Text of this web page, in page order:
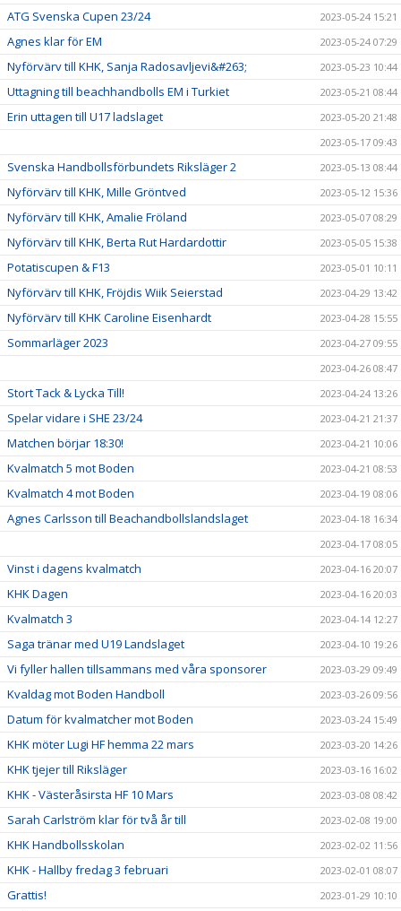
ATG Svenska Cupen 23/24 2023-05-24 15:21
Agnes klar för EM 2023-05-24 07:29
Nyförvärv till KHK, Sanja Radosavljevi&#263; 2023-05-23 10:44
Uttagning till beachhandbolls EM i Turkiet 2023-05-21 08:44
Erin uttagen till U17 ladslaget
2023-05-20 21:48
2023-05-17 09:43
Svenska Handbollsförbundets Riksläger 2 2023-05-13 08:44
Nyförvärv till KHK, Mille Gröntved 2023-05-12 15:36
Nyförvärv till KHK, Amalie Fröland 2023-05-07 08:29
Nyförvärv till KHK, Berta Rut Hardardottir 2023-05-05 15:38
Potatiscupen & F13 2023-05-01 10:11
Nyförvärv till KHK, Fröjdis Wiik Seierstad 2023-04-29 13:42
Nyförvärv till KHK Caroline Eisenhardt 2023-04-28 15:55
Sommarläger 2023
2023-04-27 09:55
2023-04-26 08:47
Stort Tack & Lycka Till! 2023-04-24 13:26
Spelar vidare i SHE 23/24 2023-04-21 21:37
Matchen börjar 18:30! 2023-04-21 10:06
Kvalmatch 5 mot Boden 2023-04-21 08:53
Kvalmatch 4 mot Boden 2023-04-19 08:06
Agnes Carlsson till Beachandbollslandslaget
2023-04-18 16:34
2023-04-17 08:05
Vinst i dagens kvalmatch 2023-04-16 20:07
KHK Dagen 2023-04-16 20:03
Kvalmatch 3 2023-04-14 12:27
Saga tränar med U19 Landslaget 2023-04-10 19:26
Vi fyller hallen tillsammans med våra sponsorer 2023-03-29 09:49
Kvaldag mot Boden Handboll 2023-03-26 09:56
Datum för kvalmatcher mot Boden 2023-03-24 15:49
KHK möter Lugi HF hemma 22 mars 2023-03-20 14:26
KHK tjejer till Riksläger 2023-03-16 16:02
KHK - Västeråsirsta HF 10 Mars 2023-03-08 08:42
Sarah Carlström klar för två år till 2023-02-08 19:00
KHK Handbollsskolan 2023-02-02 11:56
KHK - Hallby fredag 3 februari 2023-02-01 08:07
Grattis! 2023-01-29 10:10